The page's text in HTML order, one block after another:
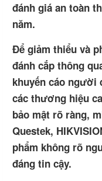
đánh giá an toàn
năm.
Để giảm thiểu và
đánh cắp thông
khuyến cáo người
các thương hiệu
bảo mật rõ ràng,
Questek,
phẩm không rõ
đáng tin cậy.